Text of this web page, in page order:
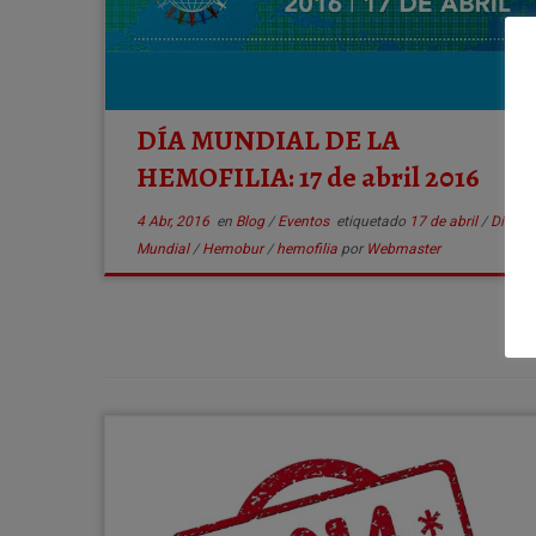
DÍA MUNDIAL DE LA
HEMOFILIA: 17 de abril 2016
4 Abr, 2016en Blog/Eventos etiquetado 17 de abril/Día
Mundial/Hemobur/hemofilia por Webmaster